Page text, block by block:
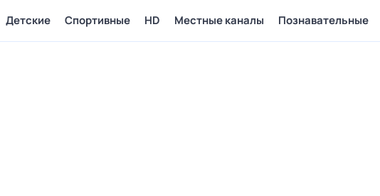
Детские Спортивные HD Местные каналы Познавательные